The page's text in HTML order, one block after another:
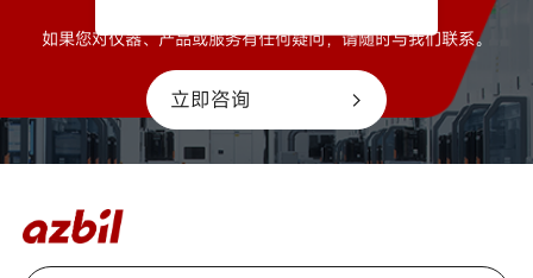
如果您对仪器、产品或服务有任何疑问，请随时与我们联系。
立即咨询